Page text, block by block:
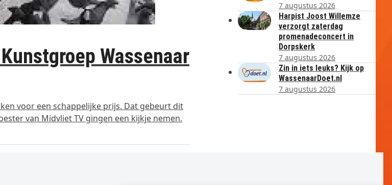
Wassenaar
voor een schappelijke prijs. Dat gebeurt dit
van Midvliet TV gingen een kijkje nemen.
7 augustus 2026
Harpist Joost Willemze
verzorgt zaterdag
promenadeconcert in
Dorpskerk
7 augustus 2026
Zin in iets leuks? Kijk op
WassenaarDoet.nl
7 augustus 2026